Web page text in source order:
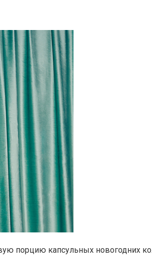
порцию капсульных новогодних